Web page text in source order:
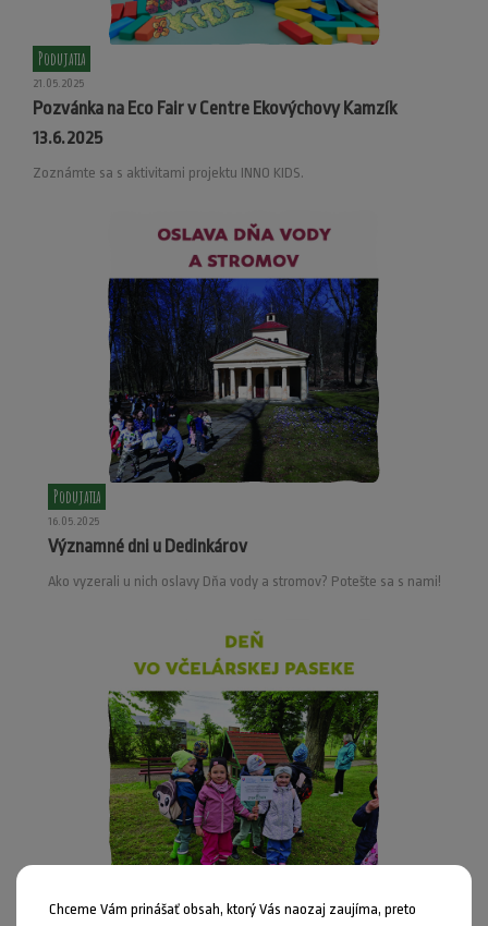
Podujatia
21.05.2025
Pozvánka na Eco Fair v Centre Ekovýchovy Kamzík
13.6.2025
Zoznámte sa s aktivitami projektu INNO KIDS.
Podujatia
16.05.2025
Významné dni u Dedinkárov
Ako vyzerali u nich oslavy Dňa vody a stromov? Potešte sa s nami!
Podujatia
Chceme Vám prinášať obsah, ktorý Vás naozaj zaujíma, preto